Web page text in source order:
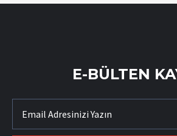
E-BÜLTEN